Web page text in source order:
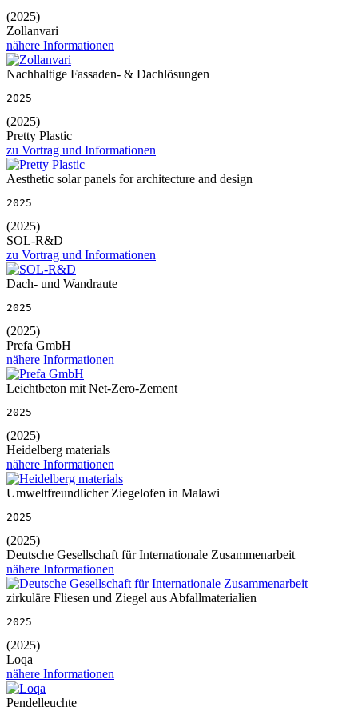
(2025)
Zollanvari
nähere Informationen
Nachhaltige Fassaden- & Dachlösungen
2025
(2025)
Pretty Plastic
zu Vortrag und Informationen
Aesthetic solar panels for architecture and design
2025
(2025)
SOL-R&D
zu Vortrag und Informationen
Dach- und Wandraute
2025
(2025)
Prefa GmbH
nähere Informationen
Leichtbeton mit Net-Zero-Zement
2025
(2025)
Heidelberg materials
nähere Informationen
Umweltfreundlicher Ziegelofen in Malawi
2025
(2025)
Deutsche Gesellschaft für Internationale Zusammenarbeit
nähere Informationen
zirkuläre Fliesen und Ziegel aus Abfallmaterialien
2025
(2025)
Loqa
nähere Informationen
Pendelleuchte